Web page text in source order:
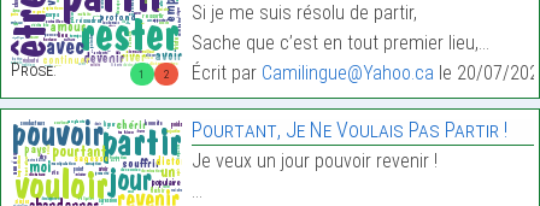
1 2
Prose:
Si je me suis résolu de partir,
Sache que c’est en tout premier lieu,…
Écrit par Camilingue@Yahoo.ca le 20/07/
Pourtant, Je Ne Voulais Pas Partir !
Je veux un jour pouvoir revenir !
…